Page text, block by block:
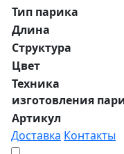
Тип парика
Длина
Структура
Цвет
Техника
изготовления
Артикул
Доставка Контакты